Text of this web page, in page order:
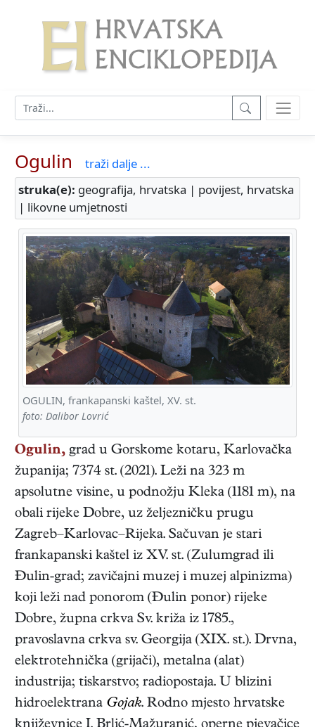
Ogulin
traži dalje ...
struka(e): geografija, hrvatska | povijest, hrvatska
| likovne umjetnosti
OGULIN, frankapanski kaštel, XV. st.
foto: Dalibor Lovrić
Ogulin, grad u Gorskome kotaru, Karlovačka
županija; 7374 st. (2021). Leži na 323 m
apsolutne visine, u podnožju Kleka (1181 m), na
obali rijeke Dobre, uz željezničku prugu
Zagreb–Karlovac–Rijeka. Sačuvan je stari
frankapanski kaštel iz XV. st. (Zulumgrad ili
Đulin-grad; zavičajni muzej i muzej alpinizma)
koji leži nad ponorom (Đulin ponor) rijeke
Dobre, župna crkva Sv. križa iz 1785.,
pravoslavna crkva sv. Georgija (XIX. st.). Drvna,
elektrotehnička (grijači), metalna (alat)
industrija; tiskarstvo; radiopostaja. U blizini
hidroelektrana Gojak. Rodno mjesto hrvatske